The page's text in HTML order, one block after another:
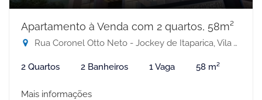
Apartamento à Venda com 2 quartos, 58m²
Rua Coronel Otto Neto - Jockey de Itaparica, Vila Velha-ES
2 Quartos 2 Banheiros 1 Vaga 58 m²
Mais informações